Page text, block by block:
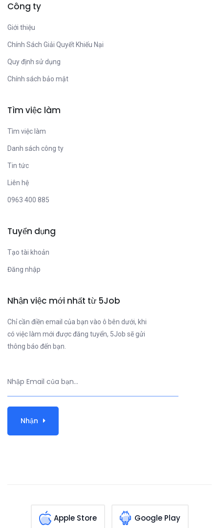
Công ty
Giới thiệu
Chính Sách Giải Quyết Khiếu Nại
Quy định sử dụng
Chính sách bảo mật
Tìm việc làm
Tìm việc làm
Danh sách công ty
Tin tức
Liên hệ
0963 400 885
Tuyển dụng
Tạo tài khoản
Đăng nhập
Nhận việc mới nhất từ 5Job
Chỉ cần điền email của bạn vào ô bên dưới, khi
có việc làm mới được đăng tuyển, 5Job sẽ gửi
thông báo đến bạn.
Nhận
Apple Store Google Play